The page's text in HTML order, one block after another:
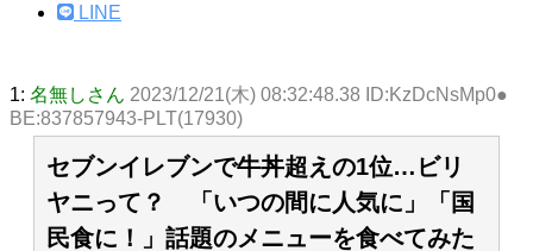
LINE
1: 名無しさん 2023/12/21(木) 08:32:48.38 ID:KzDcNsMp0●
BE:837857943-PLT(17930)
セブンイレブンで牛丼超えの1位…ビリ
ヤニって？ 「いつの間に人気に」「国
民食に！」話題のメニューを食べてみた